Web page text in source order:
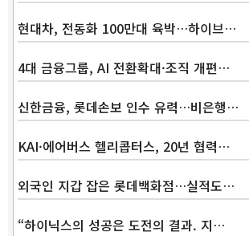
현대차, 전동화 100만대 육박…하이브…
4대 금융그룹, AI 전환확대·조직 개편…
신한금융, 롯데손보 인수 유력…비은행…
KAI·에어버스 헬리콥터스, 20년 협력…
외국인 지갑 잡은 롯데백화점…실적도…
“하이닉스의 성공은 도전의 결과. 지…